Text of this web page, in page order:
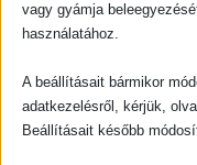
lencsefajták
Leves trió
Levesfőző gépek
vagy gyámja
használatához.
A beállításait bármikor
adatkezelésről, kérjük,
Beállításait később